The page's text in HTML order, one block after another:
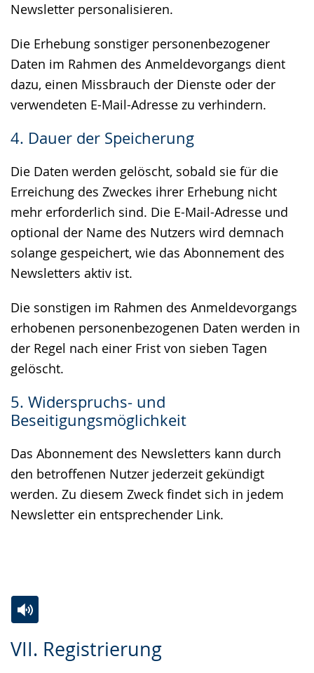
Newsletter personalisieren.
Die Erhebung sonstiger personenbezogener
Daten im Rahmen des Anmeldevorgangs dient
dazu, einen Missbrauch der Dienste oder der
verwendeten E-Mail-Adresse zu verhindern.
4. Dauer der Speicherung
Die Daten werden gelöscht, sobald sie für die
Erreichung des Zweckes ihrer Erhebung nicht
mehr erforderlich sind. Die E-Mail-Adresse und
optional der Name des Nutzers wird demnach
solange gespeichert, wie das Abonnement des
Newsletters aktiv ist.
Die sonstigen im Rahmen des Anmeldevorgangs
erhobenen personenbezogenen Daten werden in
der Regel nach einer Frist von sieben Tagen
gelöscht.
5. Widerspruchs- und
Beseitigungsmöglichkeit
Das Abonnement des Newsletters kann durch
den betroffenen Nutzer jederzeit gekündigt
werden. Zu diesem Zweck findet sich in jedem
Newsletter ein entsprechender Link.
VII. Registrierung
Leichten
Audio-
Video